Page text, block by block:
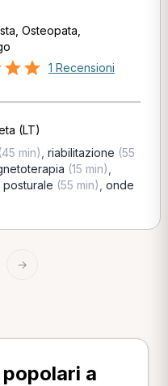
Osteopata,
1 Recensioni
(LT)
(45 min) riabilitazione (55
(15 min)
posturale (55 min) onde
→
a